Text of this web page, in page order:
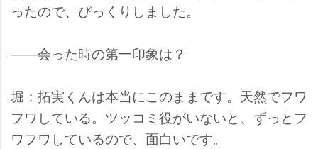
ったので、びっくりしました。
――会った時の第一印象は？
堀：拓実くんは本当にこのままです。天然でフワ
フワしている。ツッコミ役がいないと、ずっとフ
ワフワしているので、面白いです。